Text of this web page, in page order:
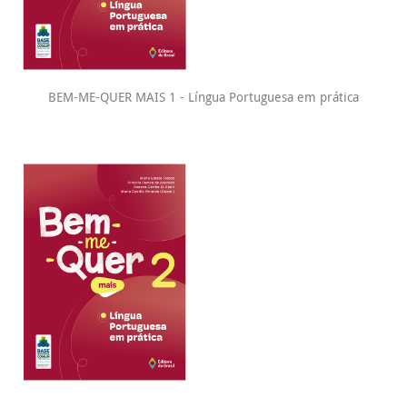
BEM-ME-QUER MAIS 1 - Língua Portuguesa em prática